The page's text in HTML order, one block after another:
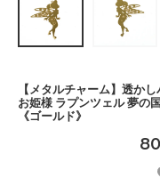
【メタルチャーム】透か
お姫様 ラプンツェル 夢の
《ゴールド》